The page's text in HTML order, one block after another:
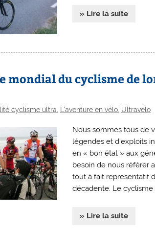
» Lire la suite
mondial du cyclisme de
cyclisme ultra L'aventure en vélo, Ultravélo
Nous sommes tous de
légendes et d’exploits
en « bon état » aux
besoin de nous référer
tout à fait représentatif
décadente. Le
» Lire la suite